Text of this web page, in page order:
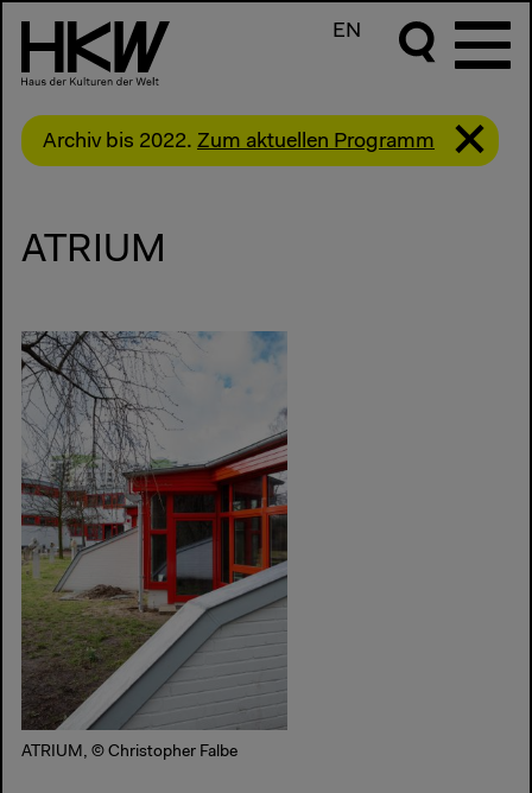
EN
Archiv bis 2022. Zum aktuellen Programm
ATRIUM
ATRIUM, © Christopher Falbe